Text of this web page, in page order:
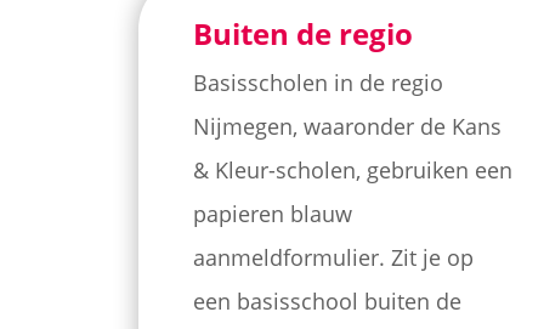
Buiten de regio
Basisscholen in de regio
Nijmegen, waaronder de Kans
& Kleur-scholen, gebruiken een
papieren blauw
aanmeldformulier. Zit je op
een basisschool buiten de